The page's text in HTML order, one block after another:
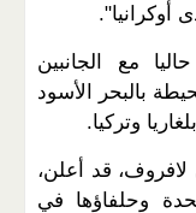
أوكرانيا".
مع الجانبين
بالبحر الأسود
وتركيا.
قد أعلن،
وحلفاؤها في